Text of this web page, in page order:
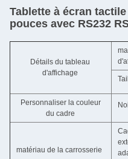
Tablette à écran
pouces avec RS232
Détails du tableau
d'affichage
Personnaliser la couleur
du cadre
matériau de la carrosserie